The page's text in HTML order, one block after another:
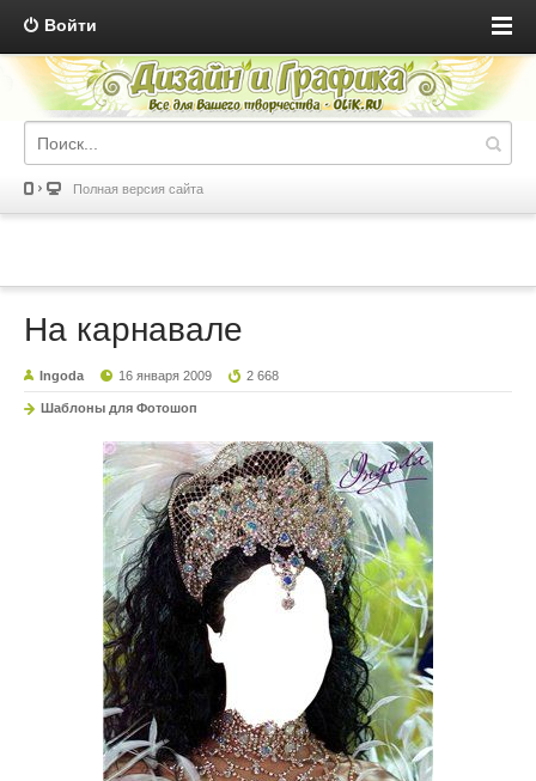
Войти
Полная версия сайта
На карнавале
Ingoda 16 января 2009 2 668
Шаблоны для Фотошоп